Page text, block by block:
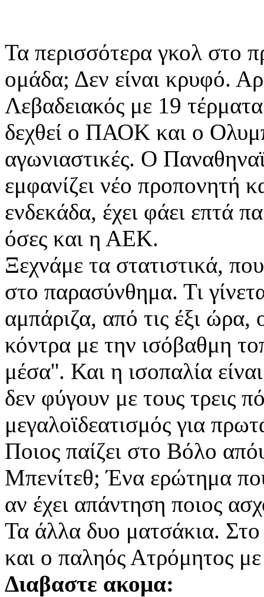
Τα περισσότερα γκολ στο
ομάδα; Δεν είναι κρυφό.
Λεβαδειακός με 19
δεχθεί ο ΠΑΟΚ και ο
αγωνιαστικές. Ο
εμφανίζει νέο προπονητή
ενδεκάδα, έχει φάει επτά
όσες και η ΑΕΚ.
Ξεχνάμε τα στατιστικά,
στο παρασύνθημα. Τι
αμπάριζα, από τις έξι
κόντρα με την ισόβαθμη
μέσα''. Και η ισοπαλία
δεν φύγουν με τους τρεις
μεγαλοϊδεατισμός για
Ποιος παίζει στο Βόλο
Μπενίτεθ; Ένα ερώτημα
αν έχει απάντηση ποιος
Τα άλλα δυο ματσάκια.
και ο παληός Ατρόμητος
Διαβαστε ακομα: